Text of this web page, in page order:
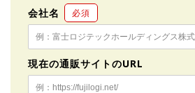
会社名 必須
現在の通販サイトのURL